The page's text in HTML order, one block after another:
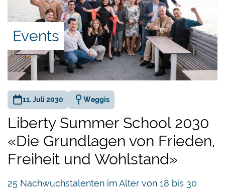
Events
11. Juli 2030 Weggis
Liberty Summer School 2030
«Die Grundlagen von Frieden,
Freiheit und Wohlstand»
25 Nachwuchstalenten im Alter von 18 bis 30